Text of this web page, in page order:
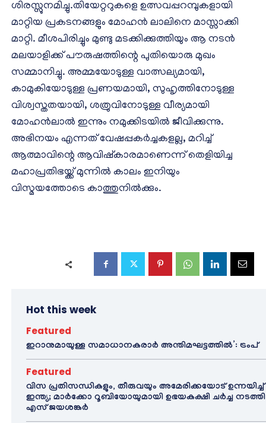
ശിരസ്സുനമിച്ചു.തിയേറ്ററുകളെ ഉത്സവപ്പറമ്പുകളായി
മാറ്റിയ പ്രകടനങ്ങളും മോഹന്‍ ലാലിനെ മാസ്സാക്കി
മാറ്റി. മീശപിരിച്ചും മുണ്ടു മടക്കിക്കുത്തിയും ആ നടന്‍
മലയാളിക്ക് പൗരുഷത്തിന്റെ പുതിയൊരു മുഖം
സമ്മാനിച്ചു. അമ്മയോടുള്ള വാത്സല്യമായി,
കാമുകിയോടുള്ള പ്രണയമായി, സുഹൃത്തിനോടുള്ള
വിശ്വസ്തതയായി, ശത്രുവിനോടുള്ള വീര്യമായി
മോഹന്‍ലാല്‍ ഇന്നും നമുക്കിടയില്‍ ജീവിക്കുന്നു.
അഭിനയം എന്നത് വേഷപ്പകര്‍ച്ചകളല്ല, മറിച്ച്
ആത്മാവിന്റെ ആവിഷ്‌കാരമാണെന്ന് തെളിയിച്ച
മഹാപ്രതിഭയ്ക്ക് മുന്നില്‍ കാലം ഇനിയും
വിസ്മയത്തോടെ കാത്തുനില്‍ക്കും.
Hot this week
Featured
ഇറാനുമായുള്ള സമാധാനകരാർ അന്തിമഘട്ടത്തിൽ‌’: ട്രംപ്
Featured
വിസ പ്രതിസന്ധികളും, തീരുവയും അമേരിക്കയോട് ഉന്നയിച്ച്
ഇന്ത്യ; മാർക്കോ റൂബിയോയുമായി ഉഭയകക്ഷി ചർച്ച നടത്തി
എസ് ജയശങ്കർ